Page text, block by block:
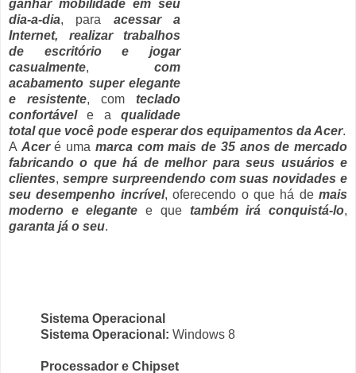
ganhar mobilidade em seu
dia-a-dia, para acessar a
Internet, realizar trabalhos
de escritório e jogar
casualmente, com
acabamento super elegante
e resistente, com teclado
confortávele a qualidade
total que você pode esperar dos equipamentos da Acer.
A Aceré uma marca com mais de 35 anos de mercado
fabricando o que há de melhor para seus usuários e
clientes, sempre surpreendendo com suas novidades e
seu desempenho incrível, oferecendo o que há de mais
moderno e elegante e que também irá conquistá-lo,
garanta já o seu.
Sistema Operacional
Sistema Operacional: Windows 8
Processador e Chipset